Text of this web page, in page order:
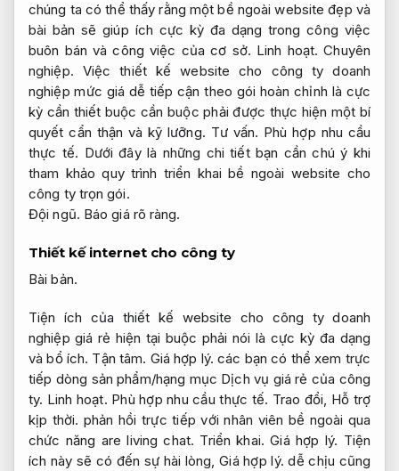
chúng ta có thể thấy rằng một bề ngoài website đẹp và
bài bản sẽ giúp ích cực kỳ đa dạng trong công việc
buôn bán và công việc của cơ sở. Linh hoạt. Chuyên
nghiệp. Việc thiết kế website cho công ty doanh
nghiệp mức giá dễ tiếp cận theo gói hoàn chỉnh là cực
kỳ cần thiết buộc cần buộc phải được thực hiện một bí
quyết cẩn thận và kỹ lưỡng. Tư vấn. Phù hợp nhu cầu
thực tế. Dưới đây là những chi tiết bạn cần chú ý khi
tham khảo quy trình triển khai bề ngoài website cho
công ty trọn gói.
Đội ngũ. Báo giá rõ ràng.
Thiết kế internet cho công ty
Bài bản.
Tiện ích của thiết kế website cho công ty doanh
nghiệp giá rẻ hiện tại buộc phải nói là cực kỳ đa dạng
và bổ ích. Tận tâm. Giá hợp lý. các bạn có thể xem trực
tiếp dòng sản phẩm/hạng mục Dịch vụ giá rẻ của công
ty. Linh hoạt. Phù hợp nhu cầu thực tế. Trao đổi, Hỗ trợ
kịp thời. phản hồi trực tiếp với nhân viên bề ngoài qua
chức năng are living chat. Triển khai. Giá hợp lý. Tiện
ích này sẽ có đến sự hài lòng,Giá hợp lý. dễ chịu cũng